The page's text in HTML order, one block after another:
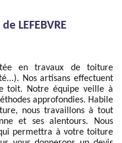
LEFEBVRE
en travaux de toiture
Nos artisans effectuent
toit. Notre équipe veille à
approfondies. Habile
nous travaillons à tout
et ses alentours. Nous
permettra à votre toiture